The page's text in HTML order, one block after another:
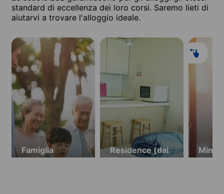
standard di eccellenza dei loro corsi. Saremo lieti di
aiutarvi a trovare l'alloggio ideale.
Famiglia
ospitante
Residence (dai
19 anni)
Mini-